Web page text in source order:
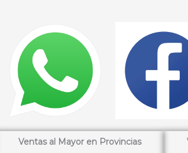
Ventas al Mayor en Provincias